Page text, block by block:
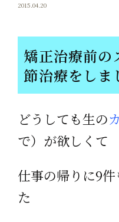
2015.04.20
矯正治療前
節治療をしま
どうしても生の
で）が欲しくて
仕事の帰りに9
た